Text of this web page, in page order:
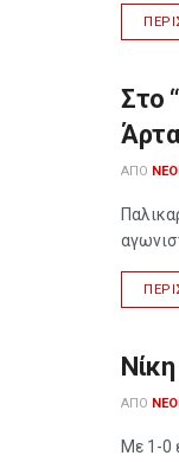
Στο
ΑΠΌ
ΑΠΌ
Με 1-0